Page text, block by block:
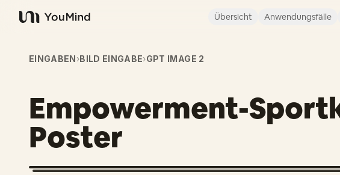
YouMind
Übersicht Anwendungsfälle
EINGABEN›BILD EINGABE›GPT IMAGE 2
Empowerment-
Poster